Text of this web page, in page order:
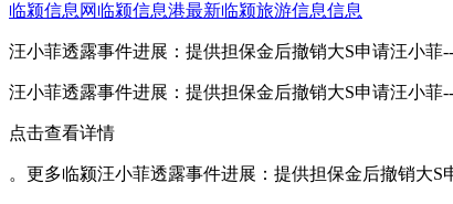
临颍信息网 临颍信息港最新临颍旅游信息信息
汪小菲透露事件进展：提供担保金后撤销大S申请汪小菲--
汪小菲透露事件进展：提供担保金后撤销大S申请汪小菲--
点击查看详情
。更多临颍汪小菲透露事件进展：提供担保金后撤销大S